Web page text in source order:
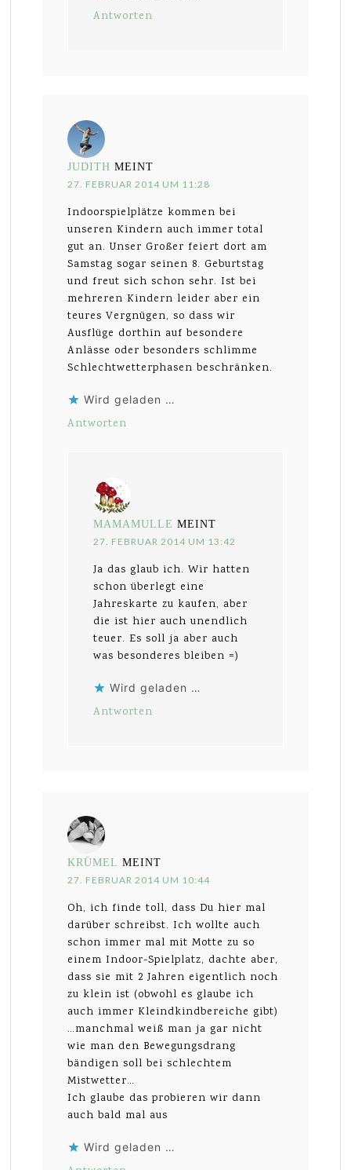
Antworten
JUDITH MEINT
27. FEBRUAR 2014 UM 11:28
Indoorspielplätze kommen bei
unseren Kindern auch immer total
gut an. Unser Großer feiert dort am
Samstag sogar seinen 8. Geburtstag
und freut sich schon sehr. Ist bei
mehreren Kindern leider aber ein
teures Vergnügen, so dass wir
Ausflüge dorthin auf besondere
Anlässe oder besonders schlimme
Schlechtwetterphasen beschränken.
Wird geladen …
Antworten
MAMAMULLE MEINT
27. FEBRUAR 2014 UM 13:42
Ja das glaub ich. Wir hatten
schon überlegt eine
Jahreskarte zu kaufen, aber
die ist hier auch unendlich
teuer. Es soll ja aber auch
was besonderes bleiben =)
Wird geladen …
Antworten
KRÜMEL MEINT
27. FEBRUAR 2014 UM 10:44
Oh, ich finde toll, dass Du hier mal
darüber schreibst. Ich wollte auch
schon immer mal mit Motte zu so
einem Indoor-Spielplatz, dachte aber,
dass sie mit 2 Jahren eigentlich noch
zu klein ist (obwohl es glaube ich
auch immer Kleindkindbereiche gibt)
…manchmal weiß man ja gar nicht
wie man den Bewegungsdrang
bändigen soll bei schlechtem
Mistwetter…
Ich glaube das probieren wir dann
auch bald mal aus
Wird geladen …